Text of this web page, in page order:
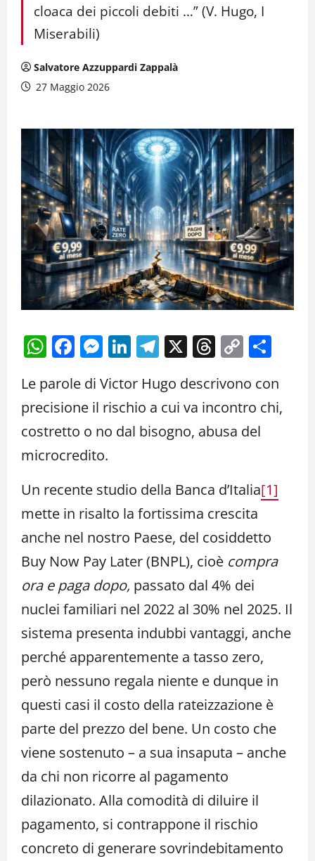
cloaca dei piccoli debiti …” (V. Hugo, I
Miserabili)
Salvatore Azzuppardi Zappalà
27 Maggio 2026
WhatsApp
Facebook
Messenger
LinkedIn
Telegram
X Threads
Copy
Le parole di Victor Hugo descrivono con
precisione il rischio a cui va incontro chi,
costretto o no dal bisogno, abusa del
microcredito.
Un recente studio della Banca d’Italia[1]
mette in risalto la fortissima crescita
anche nel nostro Paese, del cosiddetto
Buy Now Pay Later (BNPL), cioè compra
ora e paga dopo, passato dal 4% dei
nuclei familiari nel 2022 al 30% nel 2025. Il
sistema presenta indubbi vantaggi, anche
perché apparentemente a tasso zero,
però nessuno regala niente e dunque in
questi casi il costo della rateizzazione è
parte del prezzo del bene. Un costo che
viene sostenuto – a sua insaputa – anche
da chi non ricorre al pagamento
dilazionato. Alla comodità di diluire il
pagamento, si contrappone il rischio
concreto di generare sovrindebitamento